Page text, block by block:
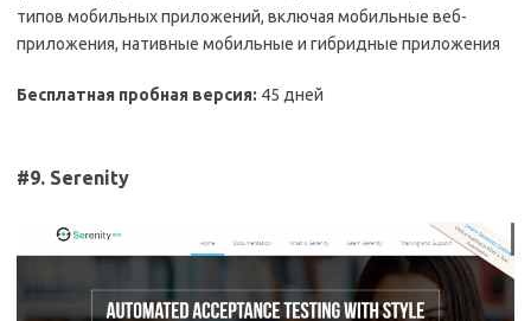
типов мобильных приложений, включая мобильные веб-
приложения, нативные мобильные и гибридные приложения
Бесплатная пробная версия: 45 дней
#9. Serenity